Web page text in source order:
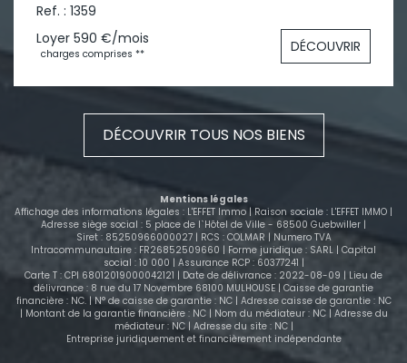
d'une entrée, d'une salle d'eau avec WC, d'un coin
avec cuisine équipée, d'un séjour avec coin nuit et
le gros plus d'un balcon ! Les atouts
supplémentaires sont une cave privative et un
parking privé. L'appartement est disponible dès
maintenant et le loyer est de 450€ + 140€ de
charges qui comprennent l'eau + le chauffage +
l'électricité et entretien des parties communes,
entretien de l'ascenseur et des espaces verts.
Contactez nous pour le visiter rapidement !
Ref. : 1359
Loyer 590 €/mois
charges comprises ** DÉCOUVRIR
DÉCOUVRIR TOUS NOS BIENS
Mentions légales
Affichage des informations légales : L'EFFET Immo | Raison sociale : L'EFFET IMMO |
Adresse siège social : 5 place de l`Hôtel de Ville - 68500 Guebwiller |
Siret : 85250966000027 | RCS : COLMAR | Numero TVA
Intracommunautaire : FR26852509660 | Forme juridique : SARL | Capital
social : 10 000 | Assurance RCP : 60377241 |
Carte T : CPI 68012019000042121 | Date de délivrance : 2022-08-09 | Lieu de
délivrance : 8 rue du 17 Novembre 68100 MULHOUSE | Caisse de garantie
financière : NC. | N° de caisse de garantie : NC | Adresse caisse de garantie : NC
| Montant de la garantie financière : NC | Nom du médiateur : NC | Adresse du
médiateur : NC | Adresse du site : NC |
Entreprise juridiquement et financièrement indépendante